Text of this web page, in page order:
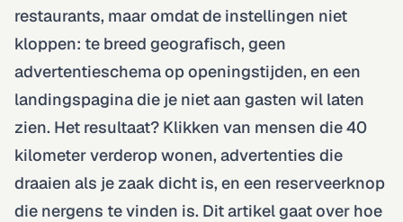
restaurants, maar omdat de instellingen niet
kloppen: te breed geografisch, geen
advertentieschema op openingstijden, en een
landingspagina die je niet aan gasten wil laten
zien. Het resultaat? Klikken van mensen die 40
kilometer verderop wonen, advertenties die
draaien als je zaak dicht is, en een reserveerknop
die nergens te vinden is. Dit artikel gaat over hoe